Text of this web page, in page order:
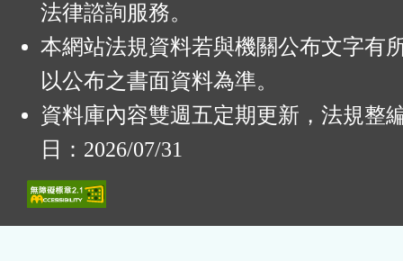
法律諮詢服務。
本網站法規資料若與機關公布文字有
以公布之書面資料為準。
資料庫內容雙週五定期更新，法規整
日：2026/07/31